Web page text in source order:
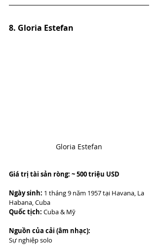
8. Gloria Estefan
Gloria Estefan
Giá trị tài sản ròng: ~ 500 triệu USD
Ngày sinh: 1 tháng 9 năm 1957 tại Havana, La
Habana, Cuba
Quốc tịch: Cuba & Mỹ
Nguồn của cải (âm nhạc):
Sự nghiệp solo